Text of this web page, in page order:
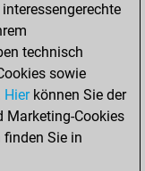
technisch
sowie
Hierkönnen Sie der
Marketing-Cookies
Sie in